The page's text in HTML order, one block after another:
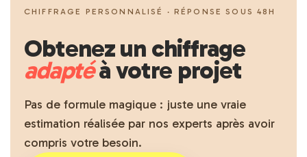
CHIFFRAGE PERSONNALISÉ · RÉPONSE SOUS 48H
Obtenez un chiffrage
adaptéà votre projet
Pas de formule magique : juste une vraie
estimation réalisée par nos experts après avoir
compris votre besoin.